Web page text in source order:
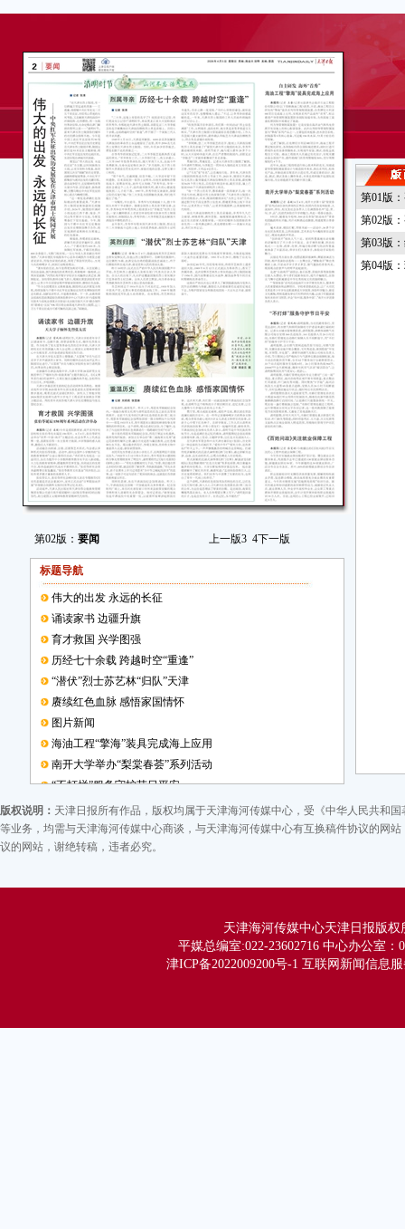
第02版： 要闻 上一版3 4下一版
标题导航
伟大的出发 永远的长征
诵读家书 边疆升旗
育才救国 兴学图强
历经七十余载 跨越时空“重逢”
“潜伏”烈士苏艺林“归队”天津
赓续红色血脉 感悟家国情怀
图片新闻
海油工程“擎海”装具完成海上应用
南开大学举办“梨棠春荟”系列活动
“不打烊”服务守护节日平安
《百姓问政》关注就业保障工程
第01版
第02版
第03版
第04版
版权说明： 天津日报所有作品，版权均属于天津海河传媒中心，受《中华人民共和
等业务，均需与天津海河传媒中心商谈，与天津海河传媒中心有互换稿件协议的网
议的网站，谢绝转稿，违者必究。
天津海河传媒中心天津日报版权
平媒总编室:022-23602716 中心办公室：
津ICP备2022009200号-1 互联网新闻信息